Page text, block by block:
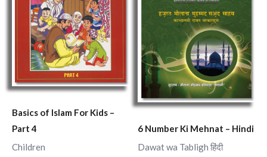
Basics of Islam For Kids –
Part 4
Children
6 Number Ki Mehnat – Hindi
Dawat wa Tabligh हिंदी